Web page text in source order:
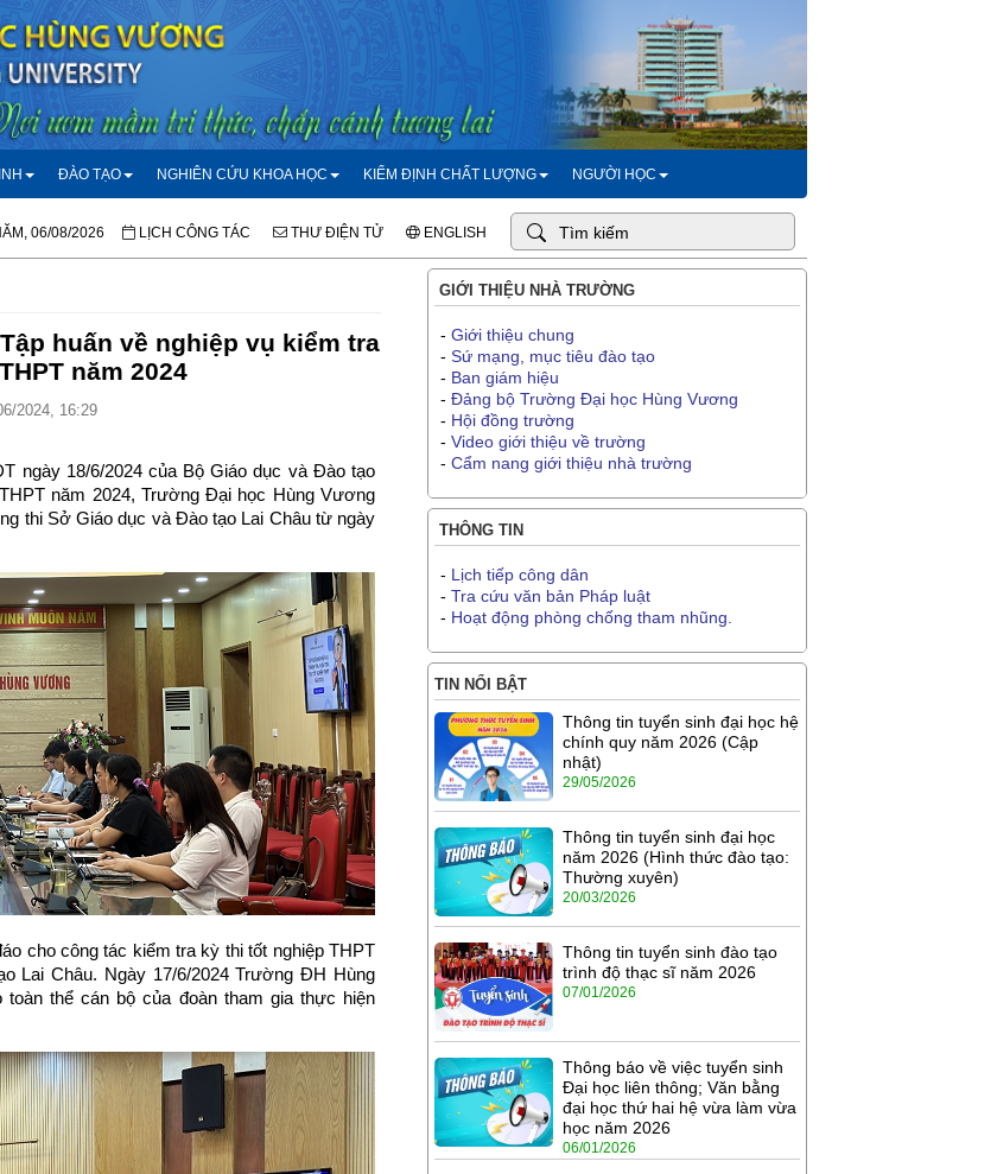
ĐÀO TẠO NGHIÊN CỨU KHOA HỌC KIỂM ĐỊNH CHẤT LƯỢNG NGƯỜI HỌC
06/08/2026 LỊCH CÔNG TÁC THƯ ĐIỆN TỬ ENGLISH
huấn về nghiệp vụ kiểm tra
năm 2024
2024, 16:29
ngày 18/6/2024 của Bộ Giáo dục và Đào tạo
năm 2024, Trường Đại học Hùng Vương
thi Sở Giáo dục và Đào tạo Lai Châu từ ngày
cho công tác kiểm tra kỳ thi tốt nghiệp THPT
Lai Châu. Ngày 17/6/2024 Trường ĐH Hùng
thể cán bộ của đoàn tham gia thực hiện
GIỚI THIỆU NHÀ TRƯỜNG
- Giới thiệu chung
- Sứ mạng, mục tiêu đào tạo
- Ban giám hiệu
- Đảng bộ Trường Đại học Hùng Vương
- Hội đồng trường
- Video giới thiệu về trường
- Cẩm nang giới thiệu nhà trường
THÔNG TIN
- Lịch tiếp công dân
- Tra cứu văn bản Pháp luật
- Hoạt động phòng chống tham nhũng.
TIN NỔI BẬT
Thông tin tuyển sinh đại học hệ
chính quy năm 2026 (Cập
nhật)
29/05/2026
Thông tin tuyển sinh đại học
năm 2026 (Hình thức đào tạo:
Thường xuyên)
20/03/2026
Thông tin tuyển sinh đào tạo
trình độ thạc sĩ năm 2026
07/01/2026
Thông báo về việc tuyển sinh
Đại học liên thông; Văn bằng
đại học thứ hai hệ vừa làm vừa
học năm 2026
06/01/2026